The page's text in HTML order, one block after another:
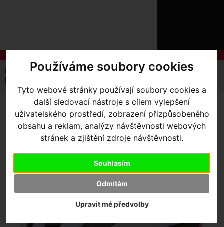
Používáme soubory cookies
Tyto webové stránky používají soubory cookies a
další sledovací nástroje s cílem vylepšení
uživatelského prostředí, zobrazení přizpůsobeného
obsahu a reklam, analýzy návštěvnosti webových
stránek a zjištění zdroje návštěvnosti.
Souhlasím
Odmítám
Upravit mé předvolby
O
REGISTRACE
ZTRATILI
Úvodní strana Výbava pro jezdce
Helmy
Dospělé
HELMA SPECIALIZED
AIRNET MIPS- Wild Matte
Dove Grey S